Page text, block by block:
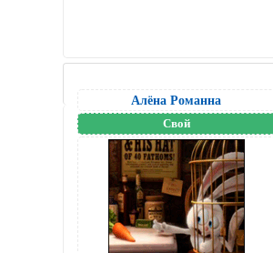
Алёна Романна
Свой